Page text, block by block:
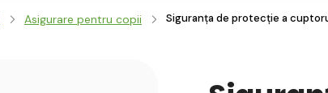
Asigurare pentru copii Siguranța de protecție a